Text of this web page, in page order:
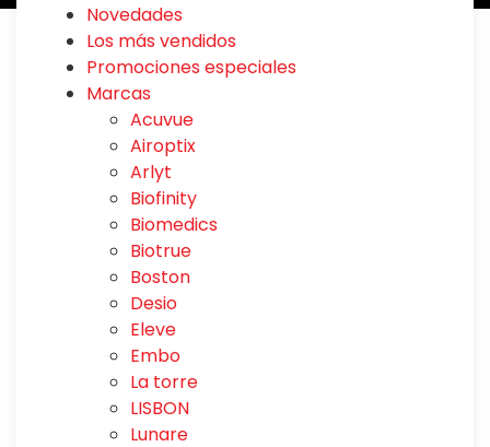
Novedades
Los más vendidos
Promociones especiales
Marcas
Acuvue
Airoptix
Arlyt
Biofinity
Biomedics
Biotrue
Boston
Desio
Eleve
Embo
La torre
LISBON
Lunare